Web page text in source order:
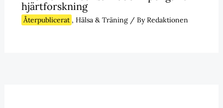
hjärtforskning
Återpublicerat , Hälsa & Träning/ ByRedaktionen